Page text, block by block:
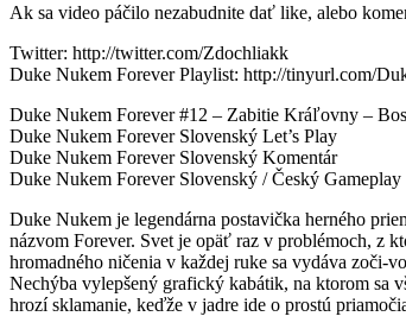
Ak sa video páčilo nezabudnite dať like, alebo
Twitter: http://twitter.com/Zdochliakk
Duke Nukem Forever Playlist: http://tinyurl.com/
Duke Nukem Forever #12 – Zabitie Kráľovny –
Duke Nukem Forever Slovenský Let’s Play
Duke Nukem Forever Slovenský Komentár
Duke Nukem Forever Slovenský / Český Gameplay
Duke Nukem je legendárna postavička herného
názvom Forever. Svet je opäť raz v problémoch, z
hromadného ničenia v každej ruke sa vydáva zoči-
Nechýba vylepšený grafický kabátik, na ktorom sa
hrozí sklamanie, keďže v jadre ide o prostú